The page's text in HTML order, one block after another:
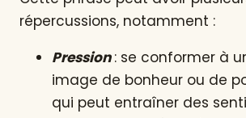
répercussions, notamment :
Pression: se conformer à
image de bonheur ou de
qui peut entraîner des